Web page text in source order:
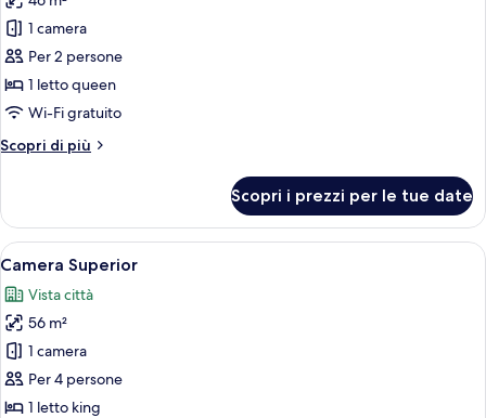
le
foto
per
Camera
Signature,
letto
1 camera
Per 2 persone
1 letto queen
Wi-Fi gratuito
Scopri di più
Altri
Signature,
letto
Scopri i prezzi per le tue date
Apri
tutte
le
foto
per
Camera
Superior
Un letto rifatto con un piumone
14
Camera Superior
Vista città
56 m²
1 camera
Per 4 persone
1 letto king